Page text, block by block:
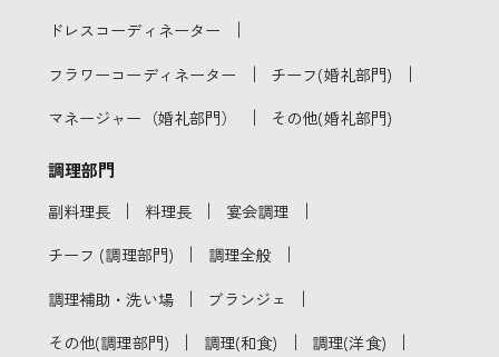
ドレスコーディネーター ｜
フラワーコーディネーター ｜ チーフ(婚礼部門) ｜
マネージャー（婚礼部門） ｜ その他(婚礼部門)
調理部門
副料理長 ｜ 料理長 ｜ 宴会調理 ｜
チーフ (調理部門) ｜ 調理全般 ｜
調理補助・洗い場 ｜ ブランジェ ｜
その他(調理部門) ｜ 調理(和食) ｜ 調理(洋食) ｜